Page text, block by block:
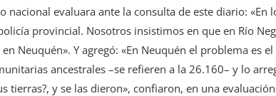
nacional evaluara ante la consulta de este diario: «En
provincial. Nosotros insistimos en que en Río
Neuquén». Y agregó: «En Neuquén el problema es
ancestrales –se refieren a la 26.160– y lo
tierras?, y se las dieron», confiaron, en una